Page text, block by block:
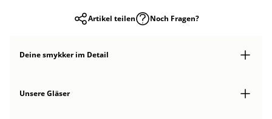
Artikel teilen Noch Fragen?
Deine smykkerim Detail
Unsere Gläser